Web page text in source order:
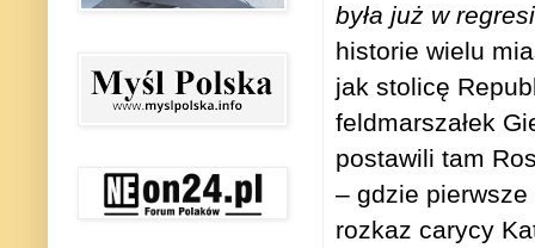
była już w
historie wielu
jak stolicę
feldmarszałek
postawili tam
– gdzie
rozkaz carycy